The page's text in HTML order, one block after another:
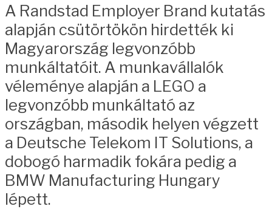
A Randstad Employer Brand kutatás
alapján csütörtökön hirdették ki
Magyarország legvonzóbb
munkáltatóit. A munkavállalók
véleménye alapján a LEGO a
legvonzóbb munkáltató az
országban, második helyen végzett
a Deutsche Telekom IT Solutions, a
dobogó harmadik fokára pedig a
BMW Manufacturing Hungary
lépett.